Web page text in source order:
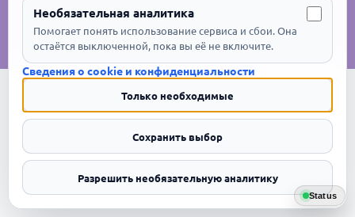
КонтактыПретензии по авторским правам
Политика конфиденциальностиCookies
Условия использования
Необязательная аналитика
Помогает понять использование сервиса и сбои. Она
остаётся выключенной, пока вы её не включите.
Сведения о cookie и конфиденциальности
Только необходимые
Сохранить выбор
Разрешить необязательную аналитику
Status